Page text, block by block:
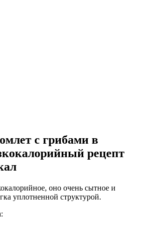
с грибами в
рецепт
оно очень сытное и
уплотненной структурой.